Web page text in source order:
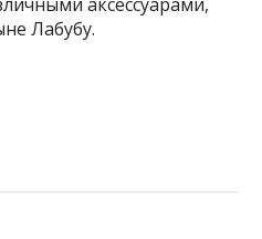
аксессуарами,
Лабубу.